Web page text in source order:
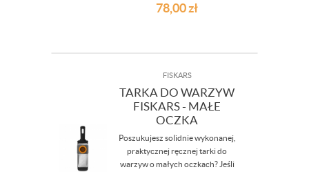
78,00zł
FISKARS
TARKA DO WARZYW
FISKARS - MAŁE
OCZKA
Poszukujesz solidnie wykonanej,
praktycznej ręcznej tarki do
warzyw o małych oczkach? Jeśli